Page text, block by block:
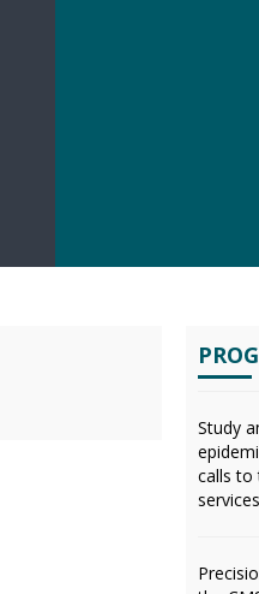
Study
calls to
services